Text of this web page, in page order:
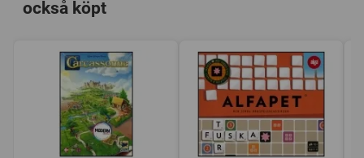
Tillverkare:
också köpt